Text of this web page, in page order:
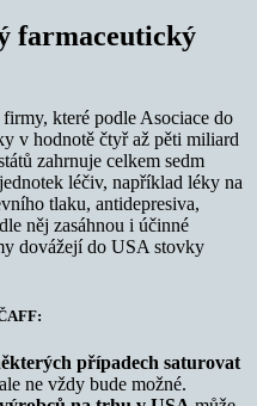
farmaceutický
které podle Asociace do
v hodnotě čtyř až pěti miliard
zahrnuje celkem sedm
léčiv, například léky na
tlaku, antidepresiva,
něj zasáhnou i účinné
dovážejí do USA stovky
případech saturovat
ne vždy bude možné.